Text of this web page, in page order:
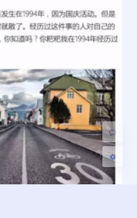
浅阴影 深阴影
关闭 日落 暗化 灰度